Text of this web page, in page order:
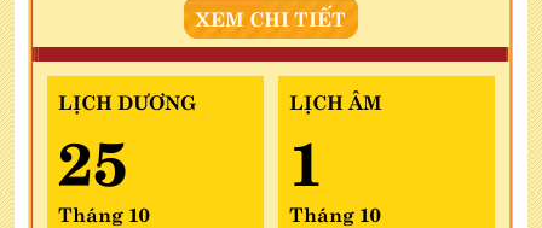
XEM CHI TIẾT
LỊCH DƯƠNG
25
Tháng 10
LỊCH ÂM
1
Tháng 10